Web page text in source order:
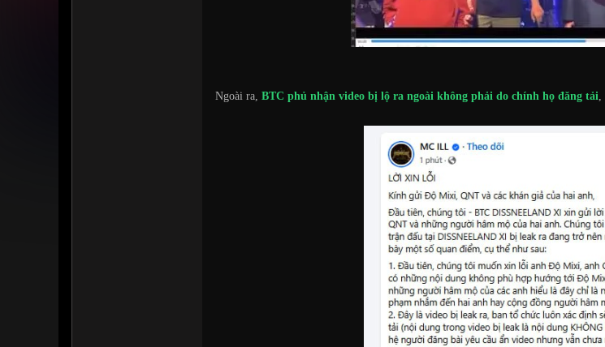
Ngoài ra, BTC phủ nhận video bị lộ ra ngoài không phải do chính họ đăng tải,